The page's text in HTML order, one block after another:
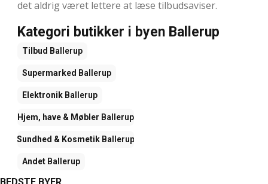
det aldrig været lettere at læse tilbudsaviser.
Kategori butikker i byen Ballerup
Tilbud Ballerup
Supermarked Ballerup
Elektronik Ballerup
Hjem, have & Møbler Ballerup
Sundhed & Kosmetik Ballerup
Andet Ballerup
BEDSTE BYER